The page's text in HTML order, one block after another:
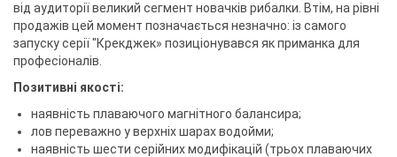
від аудиторії великий сегмент новачків рибалки. Втім, на рівні
продажів цей момент позначається незначно: із самого
запуску серії "Крекджек» позиціонувався як приманка для
професіоналів.
Позитивні якості:
наявність плаваючого магнітного балансира;
лов переважно у верхніх шарах водойми;
наявність шести серійних модифікацій (трьох плаваючих